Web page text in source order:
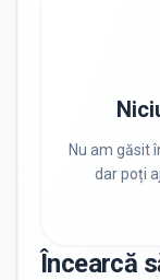
Nu am găsit
dar poți
Încearcă